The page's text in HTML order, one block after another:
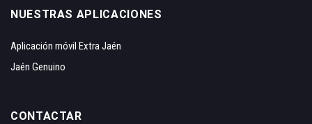
NUESTRAS APLICACIONES
Aplicación móvil Extra Jaén
Jaén Genuino
CONTACTAR